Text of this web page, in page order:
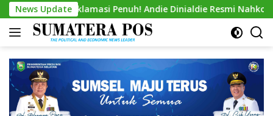
Skip
to
content
News Update
Aklamasi Penuh! Andie Dinialdie Resmi Nahkodai Golkar